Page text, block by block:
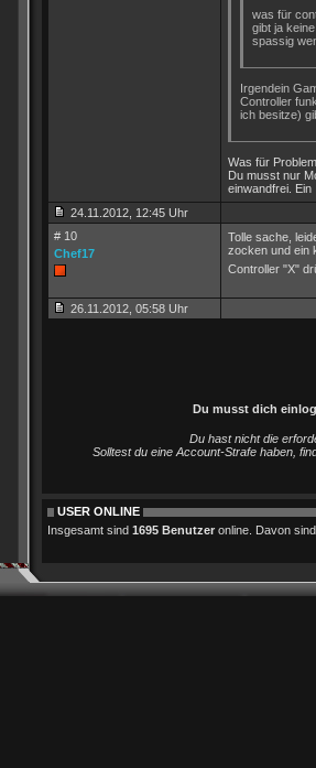
was für
gibt ja
spassig
Irgendein
Controller
ich besitze)
Was für
Du musst nur
einwandfrei.
24.11.2012, 12:45 Uhr
# 10
Chef17
Tolle sache,
zocken und ein
Controller "X"
26.11.2012, 05:58 Uhr
Du musst dich
Du hast nicht die
Solltest du eine Account-Strafe haben,
USER ONLINE
Insgesamt sind 1695 Benutzer online. Davon